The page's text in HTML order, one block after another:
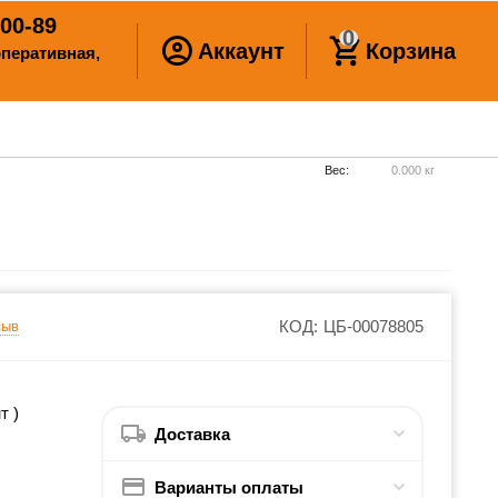
89
Аккаунт
0
Корзина
КОД: ЦБ-00078805
)
Вес: 0.000 кг
Доставка
Варианты оплаты